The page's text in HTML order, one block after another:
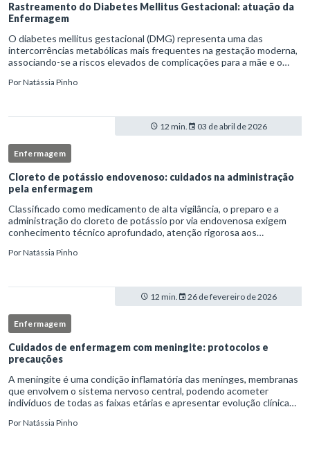
Rastreamento do Diabetes Mellitus Gestacional: atuação da
Enfermagem
O diabetes mellitus gestacional (DMG) representa uma das
intercorrências metabólicas mais frequentes na gestação moderna,
associando-se a riscos elevados de complicações para a mãe e o
enferm
PorNatássia Pinho
12 min. 03 de abril de 2026
Enfermagem
Cloreto de potássio endovenoso: cuidados na administração
pela enfermagem
Classificado como medicamento de alta vigilância, o preparo e a
administração do cloreto de potássio por via endovenosa exigem
conhecimento técnico aprofundado, atenção rigorosa aos
enfermag
PorNatássia Pinho
12 min. 26 de fevereiro de 2026
Enfermagem
Cuidados de enfermagem com meningite: protocolos e
precauções
A meningite é uma condição inflamatória das meninges, membranas
que envolvem o sistema nervoso central, podendo acometer
indivíduos de todas as faixas etárias e apresentar evolução clínica
PorNatássia Pinho